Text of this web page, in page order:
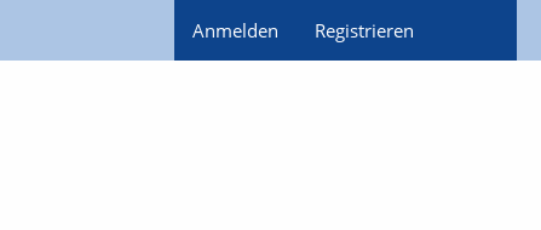
Anmelden Registrieren